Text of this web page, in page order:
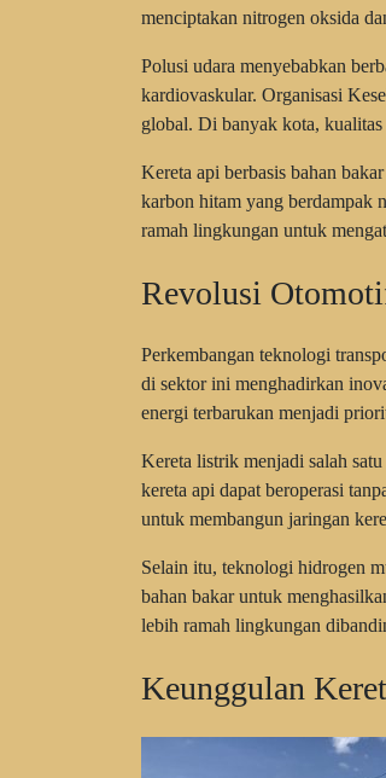
menciptakan nitrogen oksida
Polusi udara menyebabkan
kardiovaskular. Organisasi
global. Di banyak kota,
Kereta api berbasis bahan
karbon hitam yang berdampak
ramah lingkungan untuk
Revolusi
Perkembangan teknologi
di sektor ini menghadirkan
energi terbarukan menjadi
Kereta listrik menjadi salah
kereta api dapat beroperasi
untuk membangun jaringan
Selain itu, teknologi hidrogen
bahan bakar untuk
lebih ramah lingkungan
Keunggulan